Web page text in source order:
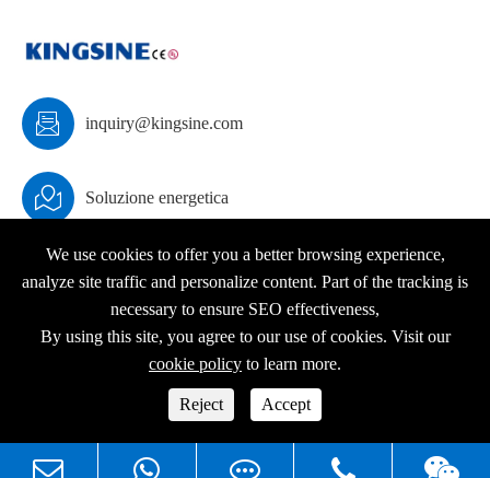
 inquiry@kingsine.com
 Soluzione energetica
Copyright ©KINGSINE Electric
Tutti i diritti riservati.
Politica sulla Privacy
We use cookies to offer you a better browsing experience,
analyze site traffic and personalize content. Part of the tracking is
necessary to ensure SEO effectiveness,
By using this site, you agree to our use of cookies. Visit our
cookie policy to learn more.
Reject Accept